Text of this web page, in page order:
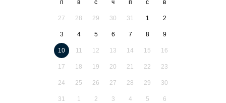
п в с ч п с в
27 28 29 30 31 1 2
3 4 5 6 7 8 9
10 11 12 13 14 15 16
17 18 19 20 21 22 23
24 25 26 27 28 29 30
31 1 2 3 4 5 6